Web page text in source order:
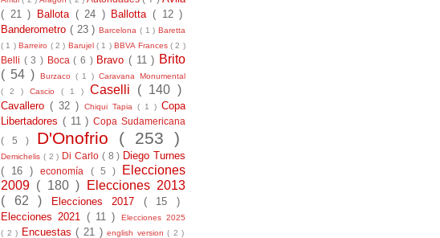
( 21 )
Ballota ( 24 ) Ballotta( 12 )
Banderometro ( 23 ) Barcelona ( 1 ) Baretta
( 1 )Barreiro ( 2 ) Barujel ( 1 )BBVA Frances ( 2 )
Belli ( 3 ) Boca( 6 ) Bravo( 11 ) Brito
( 54 )
Burzaco ( 1 )Caravana Monumental
( 2 ) Cascio ( 1 ) Caselli ( 140 )
Cavallero ( 32 ) Chiqui Tapia ( 1 ) Copa
Libertadores ( 11 )Copa Sudamericana
( 5 ) D'Onofrio ( 253 )
Demichelis ( 2 ) Di Carlo ( 8 ) Diego Turnes
( 16 )economía ( 5 )
Elecciones
2009 ( 180 )
Elecciones 2013
( 62 )
Elecciones 2017 ( 15 )
Elecciones 2021 ( 11 )
Elecciones 2025
( 2 )
Encuestas( 21 )english version( 2 )